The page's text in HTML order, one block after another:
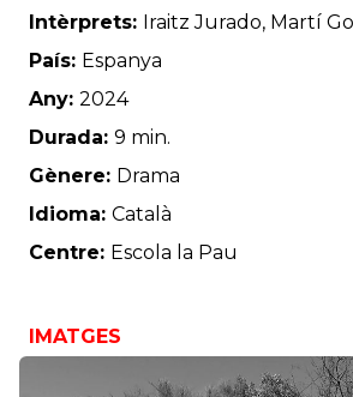
Intèrprets: Iraitz Jurado, Martí
País: Espanya
Any: 2024
Durada: 9 min.
Gènere: Drama
Idioma: Català
Centre: Escola la Pau
IMATGES